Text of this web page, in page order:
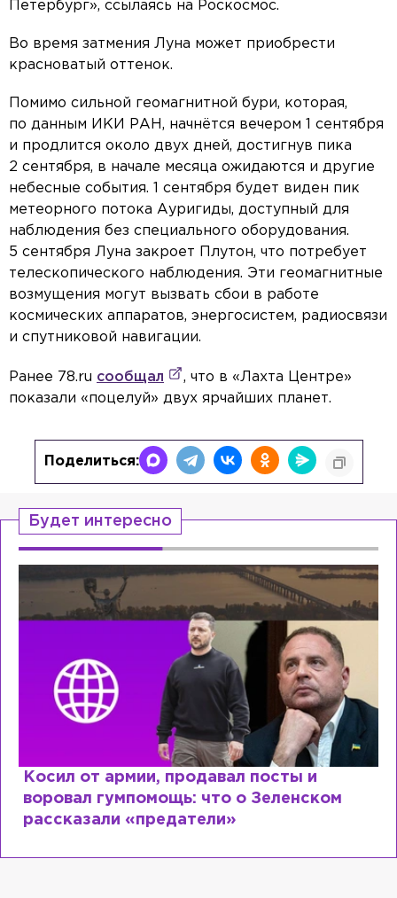
Петербург», ссылаясь на Роскосмос.
Во время затмения Луна может приобрести
красноватый оттенок.
Помимо сильной геомагнитной бури, которая,
по данным ИКИ РАН, начнётся вечером 1 сентября
и продлится около двух дней, достигнув пика
2 сентября, в начале месяца ожидаются и другие
небесные события. 1 сентября будет виден пик
метеорного потока Ауригиды, доступный для
наблюдения без специального оборудования.
5 сентября Луна закроет Плутон, что потребует
телескопического наблюдения. Эти геомагнитные
возмущения могут вызвать сбои в работе
космических аппаратов, энергосистем, радиосвязи
и спутниковой навигации.
Ранее 78.ru сообщал
, что в «Лахта Центре»
показали «поцелуй» двух ярчайших планет.
Поделиться:
Будет интересно
Косил от армии, продавал посты и
воровал гумпомощь: что о Зеленском
рассказали «предатели»